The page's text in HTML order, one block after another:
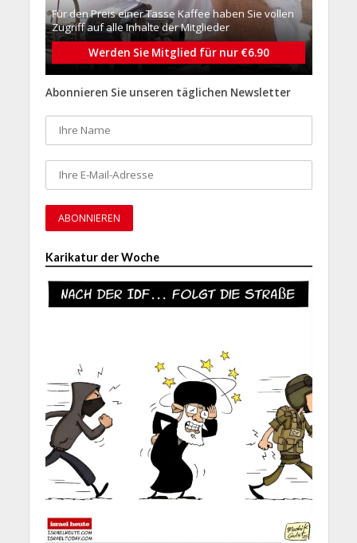
Für den Preis einer Tasse Kaffee haben Sie vollen
Zugriff auf alle Inhalte der Mitglieder
Werden Sie Mitglied für nur €6.90
Abonnieren Sie unseren täglichen Newsletter
Karikatur der Woche